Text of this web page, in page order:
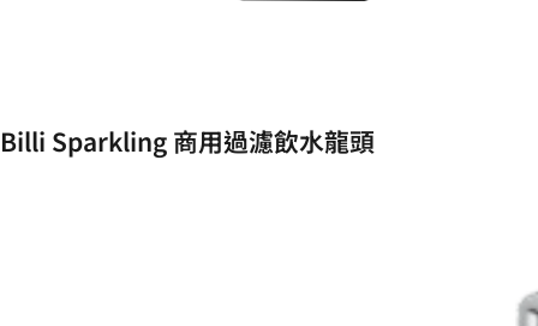
Billi Sparkling 商用過濾飲水龍頭